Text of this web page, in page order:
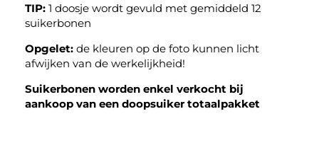
TIP: 1 doosje wordt gevuld met gemiddeld 12
suikerbonen
Opgelet: de kleuren op de foto kunnen licht
afwijken van de werkelijkheid!
Suikerbonen worden enkel verkocht bij
aankoop van een doopsuiker totaalpakket